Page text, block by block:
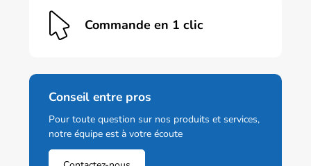
Commande en 1 clic
Conseil entre pros
Pour toute question sur nos produits et services,
notre équipe est à votre écoute